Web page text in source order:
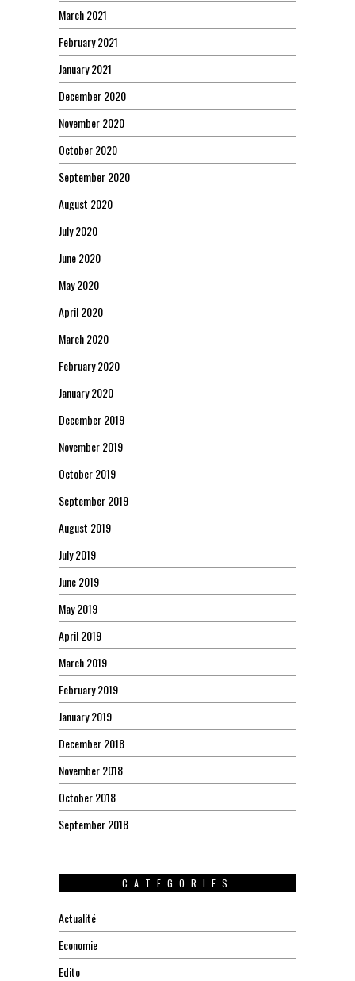
March 2021
February 2021
January 2021
December 2020
November 2020
October 2020
September 2020
August 2020
July 2020
June 2020
May 2020
April 2020
March 2020
February 2020
January 2020
December 2019
November 2019
October 2019
September 2019
August 2019
July 2019
June 2019
May 2019
April 2019
March 2019
February 2019
January 2019
December 2018
November 2018
October 2018
September 2018
CATEGORIES
Actualité
Economie
Edito